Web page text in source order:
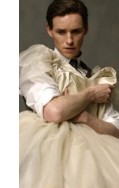
WN
BINJAI
WN
CIREBON
WN
INDRAMAYU